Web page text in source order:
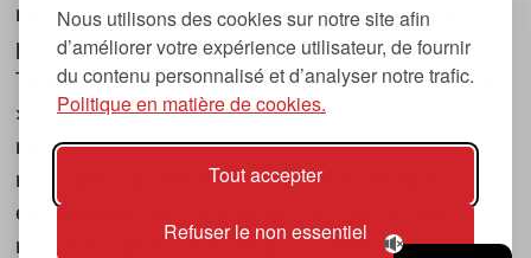
Nous utilisons des cookies sur notre site afin
d’améliorer votre expérience utilisateur, de fournir
du contenu personnalisé et d’analyser notre trafic.
Politique en matière de cookies.
Tout accepter
Refuser le non essentiel
musique et les nouvelles tendances, dont la
première parution date de 2007.
Tsugi en japonais signifie « prochain », « suivant
», ce qui correspond à la thématique du
magazine, à l’affût des nouvelles tendances
musicales, qu’elles viennent de la musique
électronique, du rock ou du hip hop, et des
nouveaux phénomènes de société liés à la